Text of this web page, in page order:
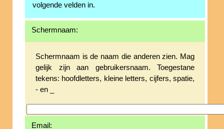
volgende velden in.
Schermnaam:
Schermnaam is de naam die anderen zien. Mag
gelijk zijn aan gebruikersnaam. Toegestane
tekens: hoofdletters, kleine letters, cijfers, spatie,
- en _
Email: